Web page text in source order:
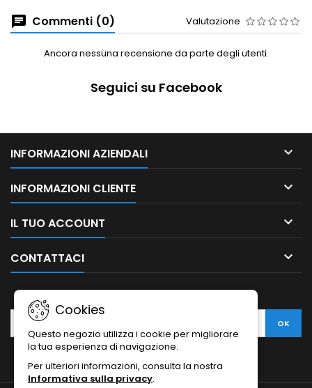
Commenti (0) Valutazione
Ancora nessuna recensione da parte degli utenti.
Seguici su Facebook
INFORMAZIONI AZIENDALI 
INFORMAZIONI CLIENTE 
IL TUO ACCOUNT 
CONTATTACI 
Cookies
Questo negozio utilizza i cookie per migliorare
la tua esperienza di navigazione.
Per ulteriori informazioni, consulta la nostra
Informativa sulla privacy.
NEWSLETTER